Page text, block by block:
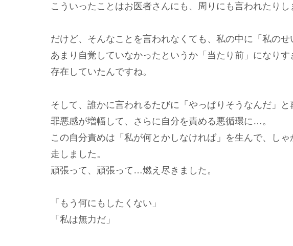
こういったことはお医者さんにも、周りにも言われたりし
だけど、そんなことを言われなくても、私の中に「私の
あまり自覚していなかったというか「当たり前」になり
存在していたんですね。
そして、誰かに言われるたびに「やっぱりそうなんだ」と
罪悪感が増幅して、さらに自分を責める悪循環に…。
この自分責めは「私が何とかしなければ」を生んで、し
走しました。
頑張って、頑張って…燃え尽きました。
「もう何にもしたくない」
「私は無力だ」